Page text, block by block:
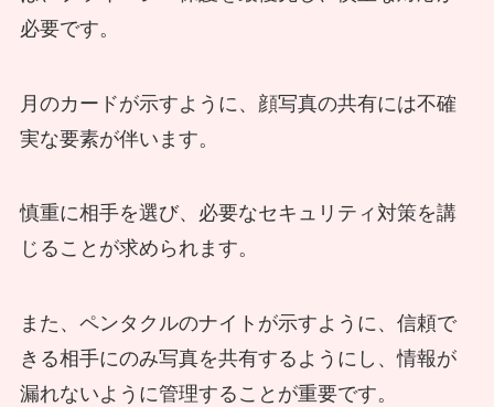
必要です。
月のカードが示すように、顔写真の共有には不確
実な要素が伴います。
慎重に相手を選び、必要なセキュリティ対策を講
じることが求められます。
また、ペンタクルのナイトが示すように、信頼で
きる相手にのみ写真を共有するようにし、情報が
漏れないように管理することが重要です。